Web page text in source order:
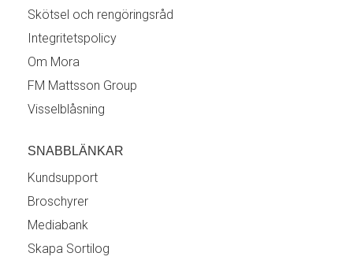
Skötsel och rengöringsråd
Integritetspolicy
Om Mora
FM Mattsson Group
Visselblåsning
SNABBLÄNKAR
Kundsupport
Broschyrer
Mediabank
Skapa Sortilog